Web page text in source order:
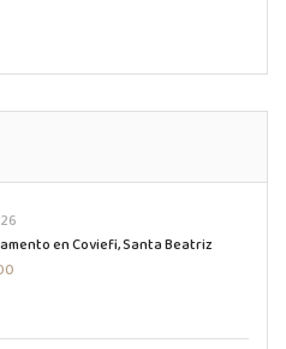
en Coviefi, Santa Beatriz